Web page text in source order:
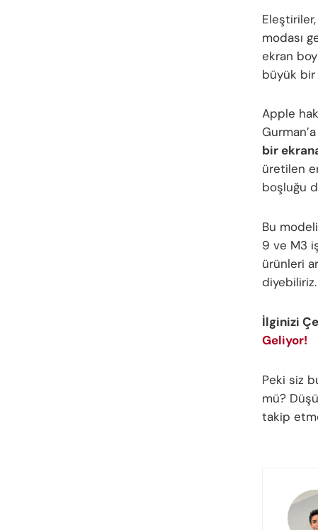
modası
ekran
büyük bir
Apple
bir
üretilen
boşluğu
Bu
9 ve M3
ürünleri
diyebiliriz.
İlginizi
Geliyor!
Peki siz
mü?
takip